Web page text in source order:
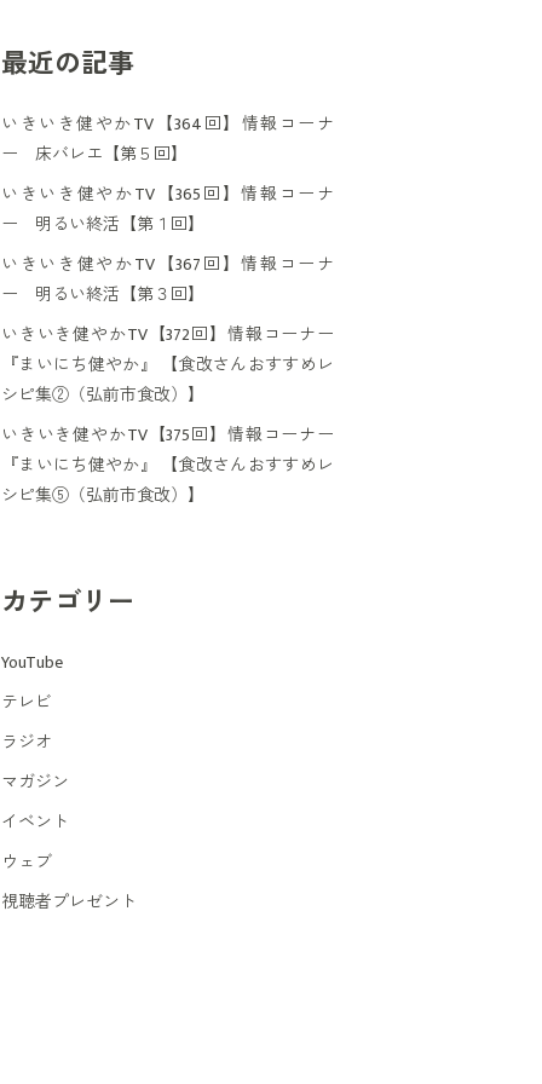
最近の記事
いきいき健やかTV【364回】情報コーナ
ー 床バレエ【第５回】
いきいき健やかTV【365回】情報コーナ
ー 明るい終活【第１回】
いきいき健やかTV【367回】情報コーナ
ー 明るい終活【第３回】
いきいき健やかTV【372回】情報コーナー
『まいにち健やか』 【食改さんおすすめレ
シピ集②（弘前市食改）】
いきいき健やかTV【375回】情報コーナー
『まいにち健やか』 【食改さんおすすめレ
シピ集⑤（弘前市食改）】
カテゴリー
YouTube
テレビ
ラジオ
マガジン
イベント
ウェブ
視聴者プレゼント